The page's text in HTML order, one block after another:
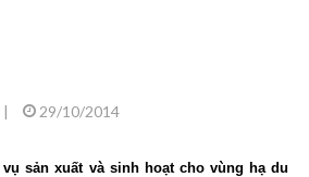
| 29/10/2014
sản xuất và sinh hoạt cho vùng hạ du